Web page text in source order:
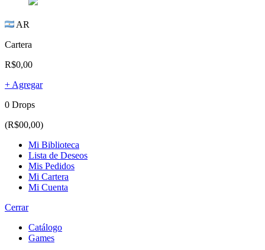
AR
Cartera
R$0,00
+ Agregar
0 Drops
(R$00,00)
Mi Biblioteca
Lista de Deseos
Mis Pedidos
Mi Cartera
Mi Cuenta
Cerrar
Catálogo
Games